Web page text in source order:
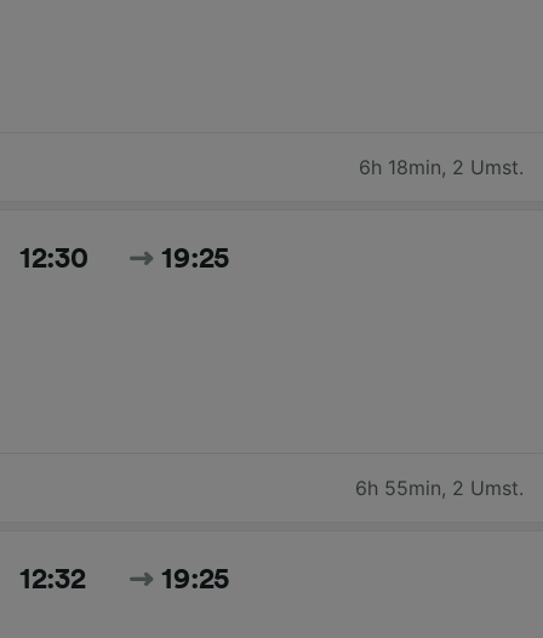
6h 18min, 2 Umst.
12:30 19:25
6h 55min, 2 Umst.
12:32 19:25